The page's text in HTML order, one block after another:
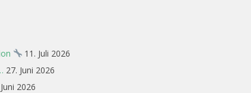
11. Juli 2026
27. Juni 2026
2026